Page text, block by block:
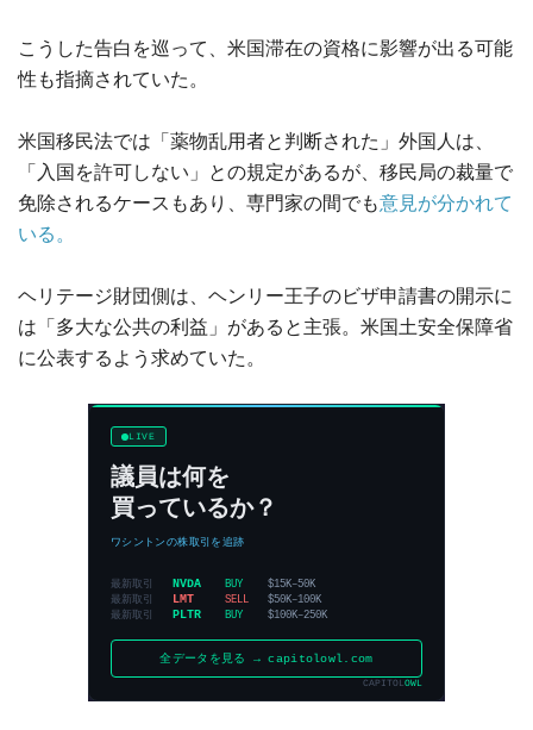
こうした告白を巡って、米国滞在の資格に影響が出る可能
性も指摘されていた。
米国移民法では「薬物乱用者と判断された」外国人は、
「入国を許可しない」との規定があるが、移民局の裁量で
免除されるケースもあり、専門家の間でも意見が分かれて
いる。
ヘリテージ財団側は、ヘンリー王子のビザ申請書の開示に
は「多大な公共の利益」があると主張。米国土安全保障省
に公表するよう求めていた。